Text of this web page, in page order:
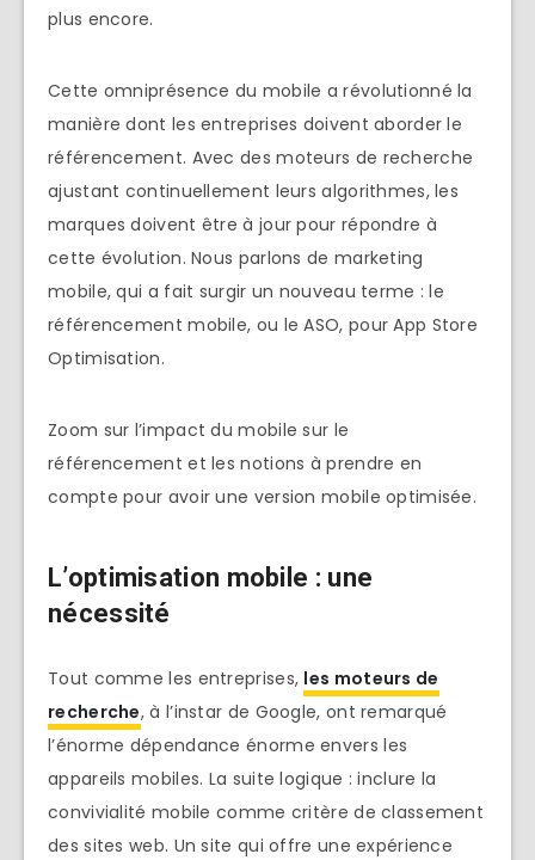
plus encore.
Cette omniprésence du mobile a révolutionné la
manière dont les entreprises doivent aborder le
référencement. Avec des moteurs de recherche
ajustant continuellement leurs algorithmes, les
marques doivent être à jour pour répondre à
cette évolution. Nous parlons de marketing
mobile, qui a fait surgir un nouveau terme : le
référencement mobile, ou le ASO, pour App Store
Optimisation.
Zoom sur l’impact du mobile sur le
référencement et les notions à prendre en
compte pour avoir une version mobile optimisée.
L’optimisation mobile : une
nécessité
Tout comme les entreprises, les moteurs de
recherche, à l’instar de Google, ont remarqué
l’énorme dépendance énorme envers les
appareils mobiles. La suite logique : inclure la
convivialité mobile comme critère de classement
des sites web. Un site qui offre une expérience